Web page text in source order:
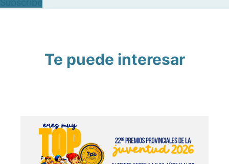
Te puede interesar